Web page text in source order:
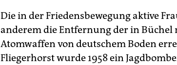
Die in der Friedensbewegung aktive
anderem die Entfernung der in Büchel
Atomwaffen von deutschem Boden
Fliegerhorst wurde 1958 ein